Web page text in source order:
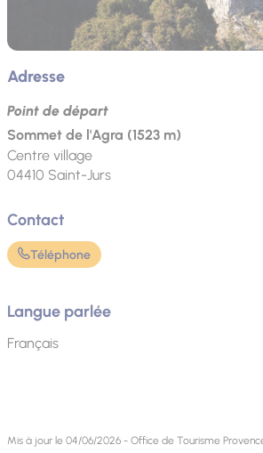
Adresse
Point de départ
Sommet de l'Agra (1523 m)
Centre village
04410 Saint-Jurs
Contact
Téléphone
Langue parlée
Français
Mis à jour le 04/06/2026 - Office de Tourisme